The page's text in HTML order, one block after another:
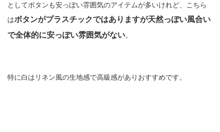
としてボタンも安っぽい雰囲気のアイテムが多いけれど、こちら
はボタンがプラスチックではありますが天然っぽい風合い
で全体的に安っぽい雰囲気がない。
特に白はリネン風の生地感で高級感がありおすすめです。